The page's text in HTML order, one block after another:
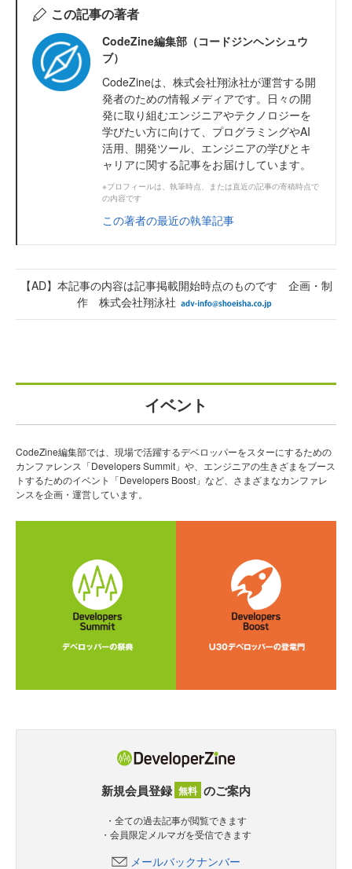
この記事の著者
CodeZine編集部（コードジンヘンシュウ
ブ）
CodeZineは、株式会社翔泳社が運営する開
発者のための情報メディアです。日々の開
発に取り組むエンジニアやテクノロジーを
学びたい方に向けて、プログラミングやAI
活用、開発ツール、エンジニアの学びとキ
ャリアに関する記事をお届けしています。
※プロフィールは、執筆時点、または直近の記事の寄稿時点で
の内容です
この著者の最近の執筆記事
【AD】本記事の内容は記事掲載開始時点のものです 企画・制
作 株式会社翔泳社
イベント
CodeZine編集部では、現場で活躍するデベロッパーをスターにするための
カンファレンス「Developers Summit」や、エンジニアの生きざまをブース
トするためのイベント「Developers Boost」など、さまざまなカンファレ
ンスを企画・運営しています。
新規会員登録 無料 のご案内
・全ての過去記事が閲覧できます
・会員限定メルマガを受信できます
メールバックナンバー